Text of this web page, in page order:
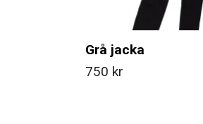
Grå jacka
750 kr